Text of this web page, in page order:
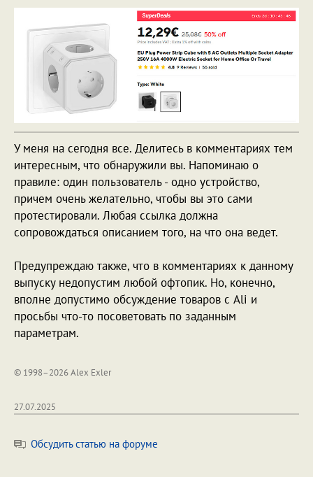
У меня на сегодня все. Делитесь в комментариях тем
интересным, что обнаружили вы. Напоминаю о
правиле: один пользователь - одно устройство,
причем очень желательно, чтобы вы это сами
протестировали. Любая ссылка должна
сопровождаться описанием того, на что она ведет.
Предупреждаю также, что в комментариях к данному
выпуску недопустим любой офтопик. Но, конечно,
вполне допустимо обсуждение товаров с Ali и
просьбы что-то посоветовать по заданным
параметрам.
© 1998–2026 Alex Exler
27.07.2025
Обсудить статью на форуме